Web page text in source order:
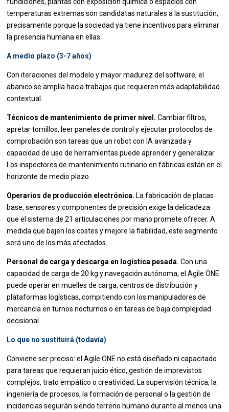
fundiciones, plantas con exposición química o espacios con
temperaturas extremas son candidatas naturales a la sustitución,
precisamente porque la sociedad ya tiene incentivos para eliminar
la presencia humana en ellas.
A medio plazo (3-7 años)
Con iteraciones del modelo y mayor madurez del software, el
abanico se amplía hacia trabajos que requieren más adaptabilidad
contextual.
Técnicos de mantenimiento de primer nivel. Cambiar filtros,
apretar tornillos, leer paneles de control y ejecutar protocolos de
comprobación son tareas que un robot con IA avanzada y
capacidad de uso de herramientas puede aprender y generalizar.
Los inspectores de mantenimiento rutinario en fábricas están en el
horizonte de medio plazo.
Operarios de producción electrónica. La fabricación de placas
base, sensores y componentes de precisión exige la delicadeza
que el sistema de 21 articulaciones por mano promete ofrecer. A
medida que bajen los costes y mejore la fiabilidad, este segmento
será uno de los más afectados.
Personal de carga y descarga en logística pesada. Con una
capacidad de carga de 20 kg y navegación autónoma, el Agile ONE
puede operar en muelles de carga, centros de distribución y
plataformas logísticas, compitiendo con los manipuladores de
mercancía en turnos nocturnos o en tareas de baja complejidad
decisional.
Lo que no sustituirá (todavía)
Conviene ser preciso: el Agile ONE no está diseñado ni capacitado
para tareas que requieran juicio ético, gestión de imprevistos
complejos, trato empático o creatividad. La supervisión técnica, la
ingeniería de procesos, la formación de personal o la gestión de
incidencias seguirán siendo terreno humano durante al menos una